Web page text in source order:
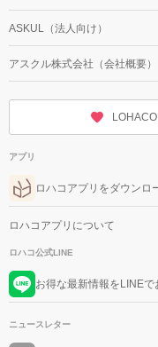
ASKUL（法人向け）
アスクル株式会社（会社概要）
アプリ
ロハコアプリをダウンロ
ロハコアプリについて
ロハコ公式LINE
お得な最新情報をLINEで
ニュースレター